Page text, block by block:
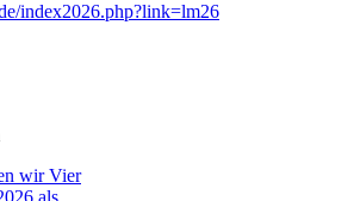
index2026.php?link=lm26